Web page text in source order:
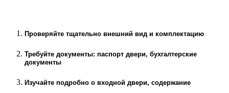
Проверяйте тщательно внешний вид и комплектацию
Требуйте документы: паспорт двери, бухгалтерские
документы
Изучайте подробно о входной двери, содержание